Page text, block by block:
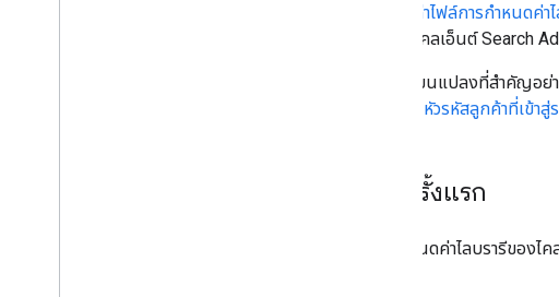
กำหนดค่าไฟล์การกำหนดค่า
ไลบรารีไคลเอ็นต์ Search
การเปลี่ยนแปลงที่สำคัญอ
ส่วนหัวรหัสลูกค้าที่เข้าสู่
โทรครั้งแรก
เมื่อกำหนดค่าไลบรารีของ